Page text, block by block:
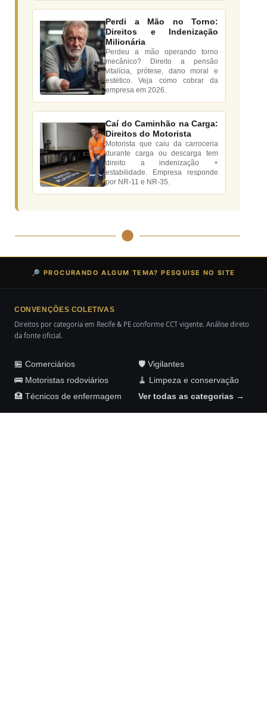
Perdi a Mão no Torno:
Direitos e Indenização
Milionária
Perdeu a mão operando torno
mecânico? Direito a pensão
vitalícia, prótese, dano moral e
estético. Veja como cobrar da
empresa em 2026.
Caí do Caminhão na Carga:
Direitos do Motorista
Motorista que caiu da carroceria
durante carga ou descarga tem
direito a indenização +
estabilidade. Empresa responde
por NR-11 e NR-35.
🔎 PROCURANDO ALGUM TEMA? PESQUISE NO SITE
CONVENÇÕES COLETIVAS
Direitos por categoria em Recife & PE conforme CCT vigente. Análise direto
da fonte oficial.
🏪 Comerciários
🛡️ Vigilantes
🚌 Motoristas rodoviários
🧹 Limpeza e conservação
🏥 Técnicos de enfermagem
Ver todas as categorias →